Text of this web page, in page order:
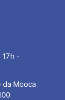
17h -
da Mooca